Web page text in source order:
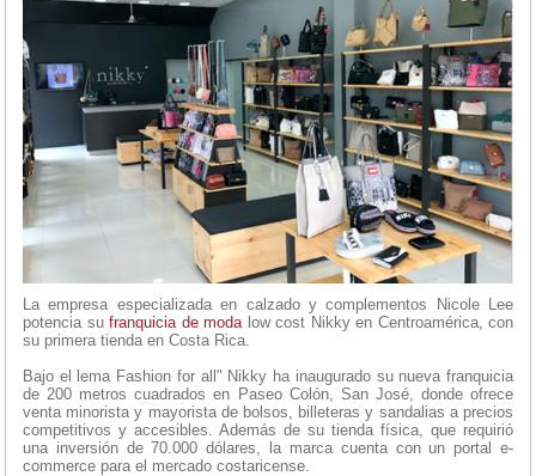
La empresa especializada en calzado y complementos Nicole Lee
potencia su franquicia de moda low cost Nikky en Centroamérica, con
su primera tienda en Costa Rica.
Bajo el lema Fashion for all" Nikky ha inaugurado su nueva franquicia
de 200 metros cuadrados en Paseo Colón, San José, donde ofrece
venta minorista y mayorista de bolsos, billeteras y sandalias a precios
competitivos y accesibles. Además de su tienda física, que requirió
una inversión de 70.000 dólares, la marca cuenta con un portal e-
commerce para el mercado costaricense.